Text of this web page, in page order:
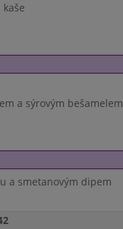
a sýrovým bešamelem
a smetanovým dipem